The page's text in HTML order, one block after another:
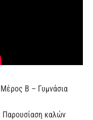
Μέρος Β – Γυμνάσια
Παρουσίαση καλών